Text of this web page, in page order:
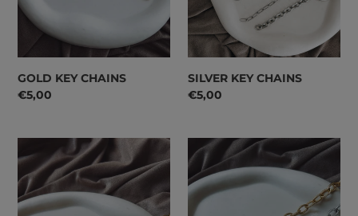
GOLD KEY CHAINS
Preço
€5,00
SILVER KEY CHAINS
Preço
€5,00
CHAIN
TWISTED
CHAIN